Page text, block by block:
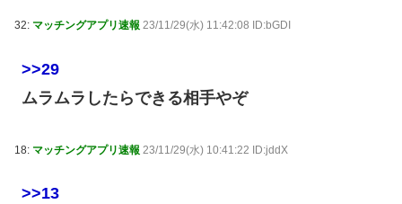
32: マッチングアプリ速報 23/11/29(水) 11:42:08 ID:bGDI
>>29
ムラムラしたらできる相手やぞ
18: マッチングアプリ速報 23/11/29(水) 10:41:22 ID:jddX
>>13